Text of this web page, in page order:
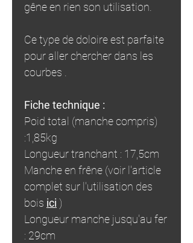
gêne en rien son utilisation.
Ce type de doloire est parfaite
pour aller chercher dans les
courbes .
Fiche technique :
Poid total (manche compris)
:1,85kg
Longueur tranchant : 17,5cm
Manche en frêne (voir l'article
complet sur l'utilisation des
bois ici )
Longueur manche jusqu'au fer
: 29cm